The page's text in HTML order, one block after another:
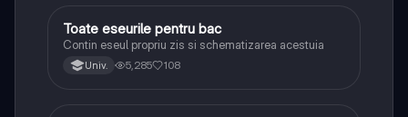
Limba și literatura română
Toate eseurile pentru bac
Contin eseul propriu zis si schematizarea acestuia
Univ. 5,285 108